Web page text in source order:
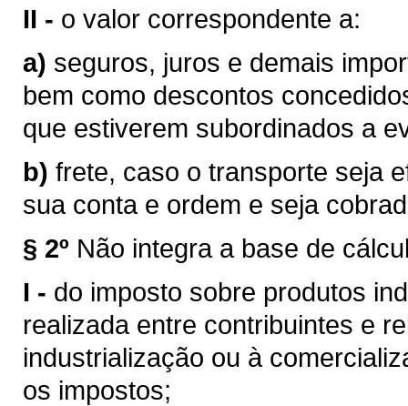
II - o valor correspondente a:
a) seguros, juros e demais
bem como descontos
que estiverem subordinados a
b) frete, caso o transporte seja
sua conta e ordem e seja
§ 2º Não integra a base de
I - do imposto sobre produtos
realizada entre contribuintes e
industrialização ou à
os impostos;